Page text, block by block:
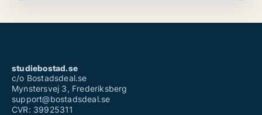
studiebostad.se
c/o Bostadsdeal.se
Mynstersvej 3, Frederiksberg
support@bostadsdeal.se
CVR: 39925311